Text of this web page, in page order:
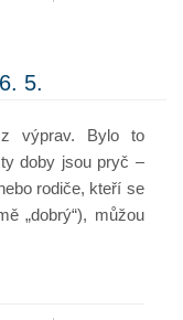
5.
výprav. Bylo to
doby jsou pryč –
rodiče, kteří se
„dobrý“), můžou